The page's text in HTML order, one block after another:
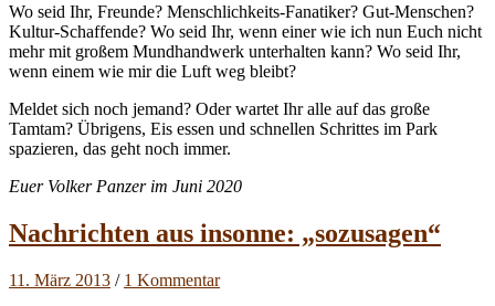
Wo seid Ihr, Freunde? Menschlichkeits-Fanatiker? Gut-Menschen?
Kultur-Schaffende? Wo seid Ihr, wenn einer wie ich nun Euch nicht
mehr mit großem Mundhandwerk unterhalten kann? Wo seid Ihr,
wenn einem wie mir die Luft weg bleibt?
Meldet sich noch jemand? Oder wartet Ihr alle auf das große
Tamtam? Übrigens, Eis essen und schnellen Schrittes im Park
spazieren, das geht noch immer.
Euer Volker Panzer im Juni 2020
Nachrichten aus insonne: „sozusagen“
11. März 2013 / 1 Kommentar